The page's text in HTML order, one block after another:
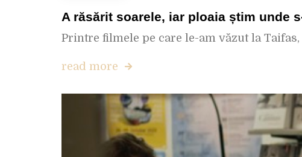
A răsărit soarele, iar ploaia știm unde
Printre filmele pe care le-am văzut la
read more